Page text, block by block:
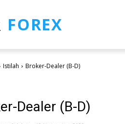
FOREX
Istilah Broker-Dealer (B-D)
Dealer (B-D)